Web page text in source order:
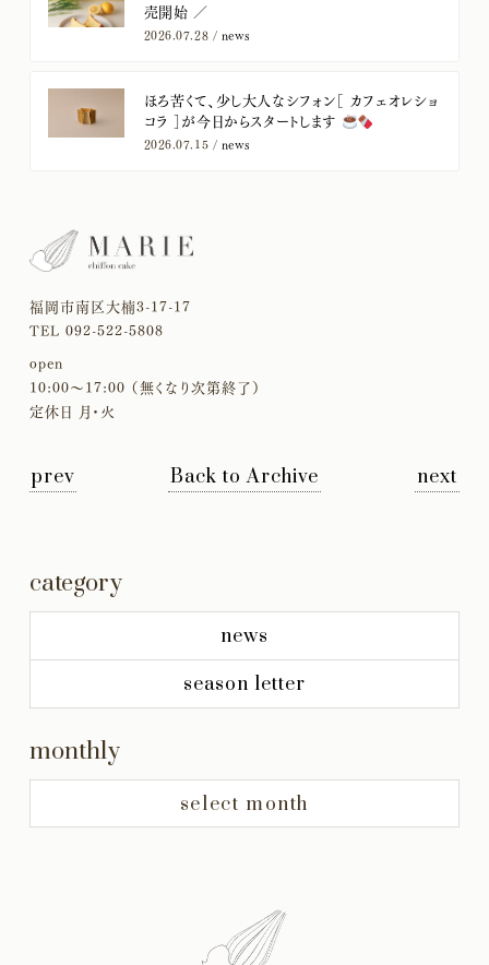
売開始 ／
2026.07.28 / news
ほろ苦くて、少し大人なシフォン［ カフェオレショ
コラ ］が今日からスタートします
2026.07.15 / news
福岡市南区大楠3-17-17
TEL 092-522-5808
open
10:00〜17:00 （無くなり次第終了）
定休日 月・火
prev next
Back to Archive
category
news
season letter
monthly
select month